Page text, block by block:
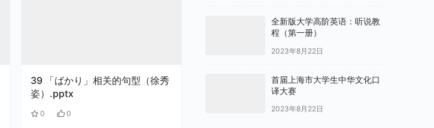
39 「ばかり」相关的句型（徐秀
姿）.pptx
0 0
全新版大学高阶英语：听说教
程（第一册）
2023年8月22日
首届上海市大学生中华文化口
译大赛
2023年8月22日